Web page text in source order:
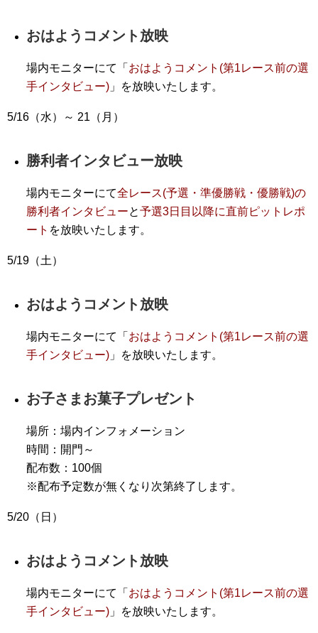
おはようコメント放映
場内モニターにて「 おはようコメント(第1レース前の選
手インタビュー) 」を放映いたします。
5/16（水）～ 21（月）
勝利者インタビュー放映
場内モニターにて全レース(予選・準優勝戦・優勝戦)の
勝利者インタビューと予選3日目以降に直前ピットレポ
ート を放映いたします。
5/19（土）
おはようコメント放映
場内モニターにて「 おはようコメント(第1レース前の選
手インタビュー) 」を放映いたします。
お子さまお菓子プレゼント
場所：場内インフォメーション
時間：開門～
配布数：100個
※配布予定数が無くなり次第終了します。
5/20（日）
おはようコメント放映
場内モニターにて「 おはようコメント(第1レース前の選
手インタビュー) 」を放映いたします。